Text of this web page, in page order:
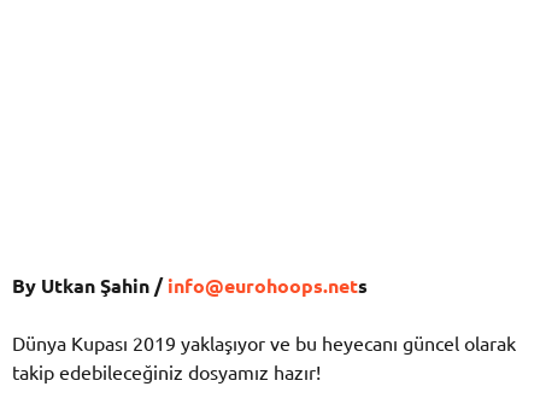
By Utkan Şahin /info@eurohoops.nets
Dünya Kupası 2019 yaklaşıyor ve bu heyecanı güncel olarak
takip edebileceğiniz dosyamız hazır!